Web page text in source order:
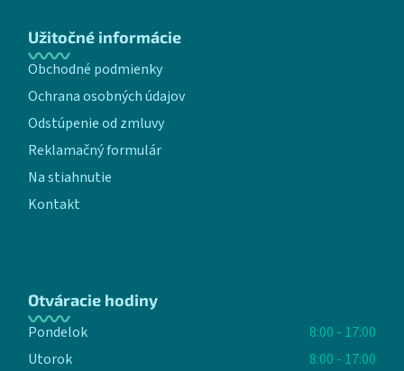
Užitočné informácie
Obchodné podmienky
Ochrana osobných údajov
Odstúpenie od zmluvy
Reklamačný formulár
Na stiahnutie
Kontakt
Otváracie hodiny
Pondelok
8:00 - 17:00
Utorok
8:00 - 17:00